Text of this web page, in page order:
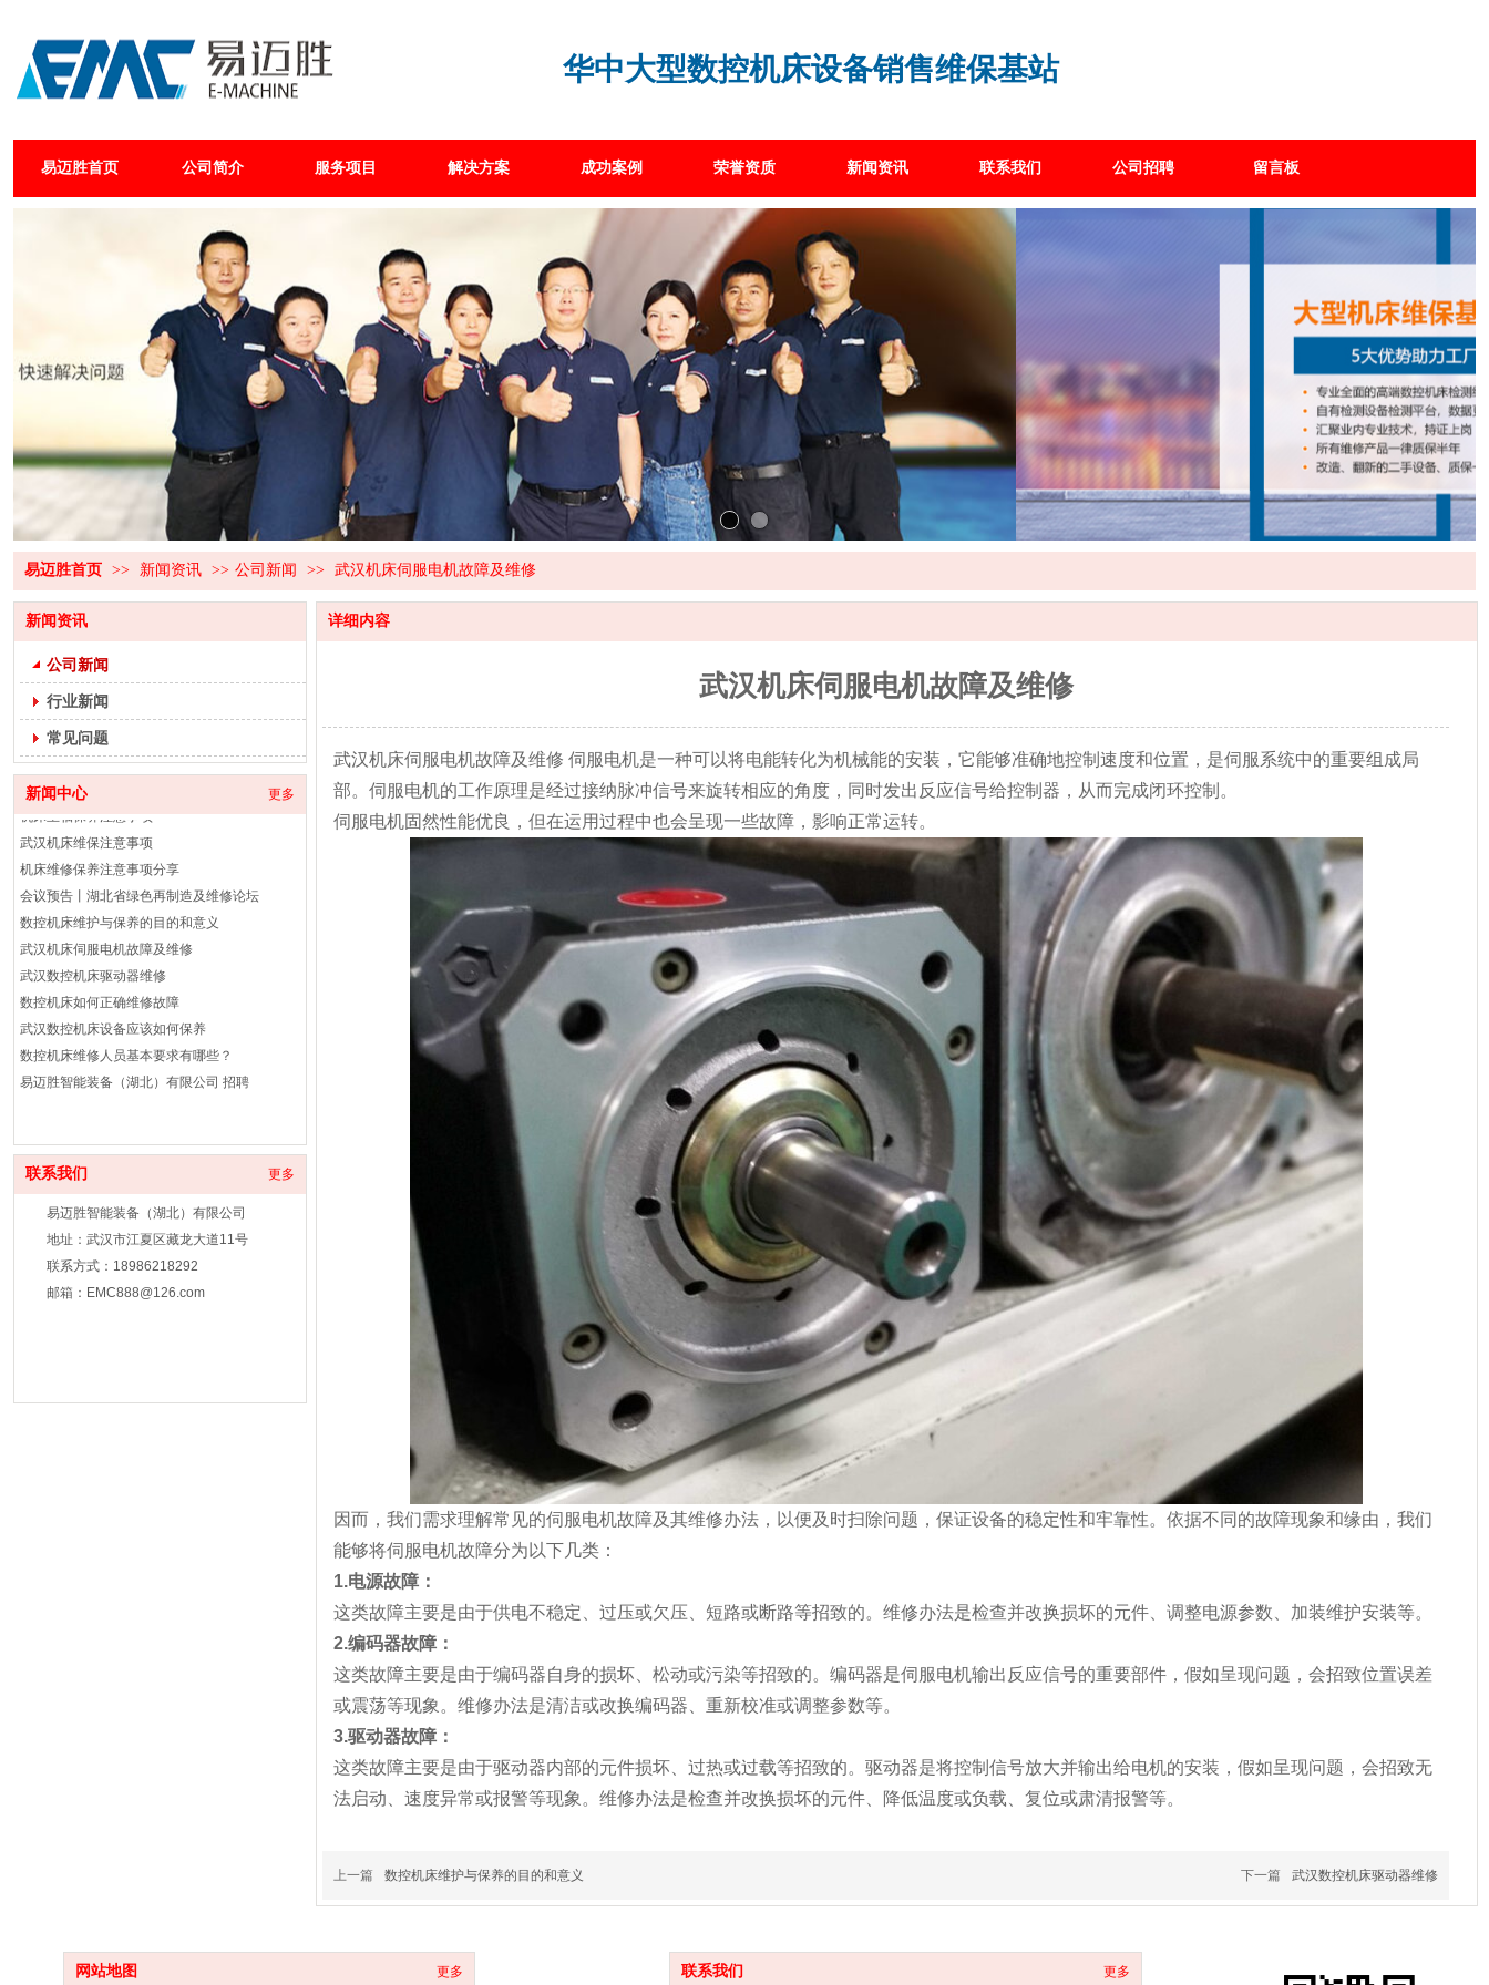
华中大型数控机床设备销售维保基站
易迈胜首页 公司简介 服务项目 解决方案 成功案例 荣誉资质 新闻资讯 联系我们 公司招聘 留言板
易迈胜首页 >> 新闻资讯 >> 公司新闻 >> 武汉机床伺服电机故障及维修
新闻资讯
公司新闻
行业新闻
常见问题
新闻中心 更多
易迈胜智能装备（湖北）有限公司 招聘
公司招聘
机床主轴维修的作用
机床主轴保养注意事项
机床维保：保障生产效率的基石
机床维保注意事项
机床维修：技术与策略的深度解析
机床维修：保障设备稳定运行的关键环节
提升效率，保障安全：专业机床维修的必要性
机床主轴保养注意事项
机床主轴保养注意事项
武汉机床维保注意事项
机床维修保养注意事项分享
会议预告丨湖北省绿色再制造及维修论坛
数控机床维护与保养的目的和意义
武汉机床伺服电机故障及维修
武汉数控机床驱动器维修
数控机床如何正确维修故障
武汉数控机床设备应该如何保养
数控机床维修人员基本要求有哪些？
易迈胜智能装备（湖北）有限公司 招聘
公司招聘
机床维保：保障生产效率的基石
机床维修：技术与策略的深度解析
机床维修：保障设备稳定运行的关键环节
提升效率，保障安全：专业机床维修的必要性
机床主轴保养注意事项
会议预告丨湖北省绿色再制造及维修论坛
联系我们 更多
易迈胜智能装备（湖北）有限公司
地址：武汉市江夏区藏龙大道11号
联系方式：18986218292
邮箱：EMC888@126.com
详细内容
武汉机床伺服电机故障及维修
武汉机床伺服电机故障及维修 伺服电机是一种可以将电能转化为机械能的安装，它能够准确地控制速度和位置，是伺服系统中的重要组成局
部。伺服电机的工作原理是经过接纳脉冲信号来旋转相应的角度，同时发出反应信号给控制器，从而完成闭环控制。
伺服电机固然性能优良，但在运用过程中也会呈现一些故障，影响正常运转。
因而，我们需求理解常见的伺服电机故障及其维修办法，以便及时扫除问题，保证设备的稳定性和牢靠性。依据不同的故障现象和缘由，我们
能够将伺服电机故障分为以下几类：
1.电源故障：
这类故障主要是由于供电不稳定、过压或欠压、短路或断路等招致的。维修办法是检查并改换损坏的元件、调整电源参数、加装维护安装等。
2.编码器故障：
这类故障主要是由于编码器自身的损坏、松动或污染等招致的。编码器是伺服电机输出反应信号的重要部件，假如呈现问题，会招致位置误差
或震荡等现象。维修办法是清洁或改换编码器、重新校准或调整参数等。
3.驱动器故障：
这类故障主要是由于驱动器内部的元件损坏、过热或过载等招致的。驱动器是将控制信号放大并输出给电机的安装，假如呈现问题，会招致无
法启动、速度异常或报警等现象。维修办法是检查并改换损坏的元件、降低温度或负载、复位或肃清报警等。
上一篇 数控机床维护与保养的目的和意义 下一篇 武汉数控机床驱动器维修
网站地图 更多 联系我们 更多